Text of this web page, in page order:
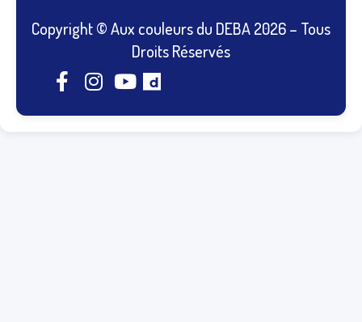
Copyright © Aux couleurs du DEBA 2026 – Tous
Droits Réservés